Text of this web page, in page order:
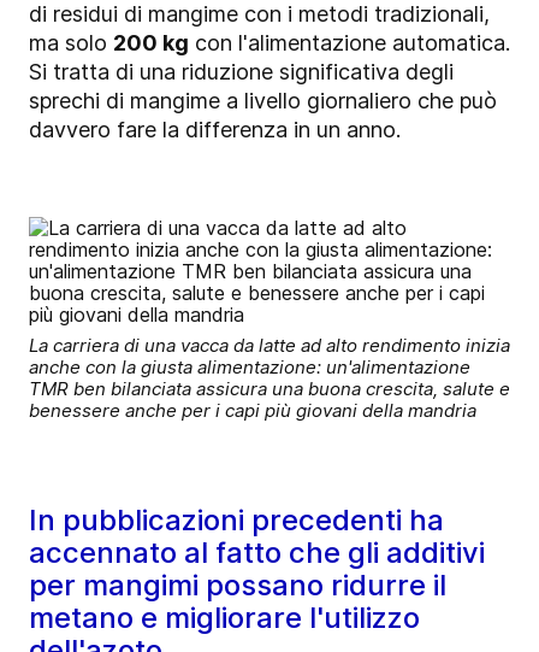
di residui di mangime con i metodi tradizionali,
ma solo 200 kg con l'alimentazione automatica.
Si tratta di una riduzione significativa degli
sprechi di mangime a livello giornaliero che può
davvero fare la differenza in un anno.
La carriera di una vacca da latte ad alto rendimento inizia
anche con la giusta alimentazione: un'alimentazione
TMR ben bilanciata assicura una buona crescita, salute e
benessere anche per i capi più giovani della mandria
In pubblicazioni precedenti ha
accennato al fatto che gli additivi
per mangimi possano ridurre il
metano e migliorare l'utilizzo